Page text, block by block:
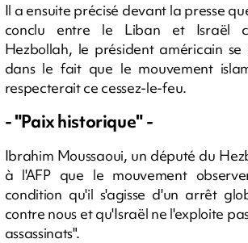
Il a ensuite précisé devant la presse
conclu entre le Liban et Israël
Hezbollah, le président américain se
dans le fait que le mouvement
respecterait ce cessez-le-feu.
- "Paix historique" -
Ibrahim Moussaoui, un député du
à l'AFP que le mouvement
condition qu'il s'agisse d'un arrêt
contre nous et qu'Israël ne l'exploite
assassinats".